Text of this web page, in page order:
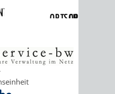
ORTSCHAFTSRAT
AUSSCHÜSSE
UND